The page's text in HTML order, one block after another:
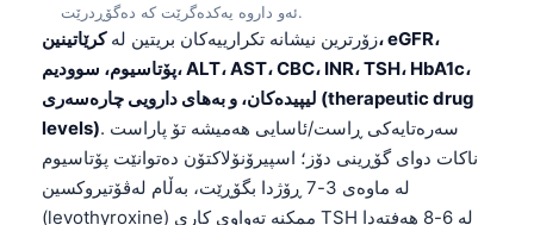
ئەو داروە یەکدەگرێت کە دەگۆڕدرێت.
زۆرترین نیشانە تکرارییەکان بریتین لەکرێاتینین، eGFR،
پۆتاسیوم، سوودیم، ALT، AST، CBC، INR، TSH، HbA1c،
لیپیدەکان، و بەهای دارویی چارەسەری (therapeutic drug
levels). سەرەتایەکی ڕاست/ئاسایی هەمیشە تۆ پاراست
ناکات دوای گۆڕینی دۆز؛ اسپیرۆنۆلاکتۆن دەتوانێت پۆتاسیوم
لە ماوەی 3-7 ڕۆژدا بگۆڕێت، بەڵام لەڤۆتیروکسین
(levothyroxine) ممکنە تەواوی کاری TSH لە 6-8 هەفتەدا